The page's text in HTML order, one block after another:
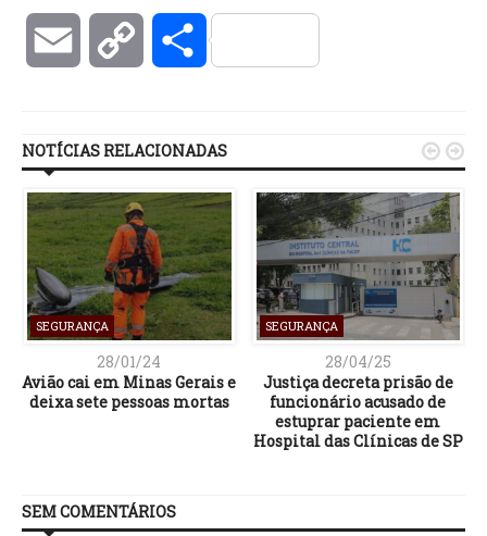
Email Copy Compartilhar
NOTÍCIAS RELACIONADAS
SEGURANÇA
28/01/24
Avião cai em Minas Gerais e
deixa sete pessoas mortas
SEGURANÇA
28/04/25
Justiça decreta prisão de
funcionário acusado de
estuprar paciente em
Hospital das Clínicas de SP
 
SEM COMENTÁRIOS